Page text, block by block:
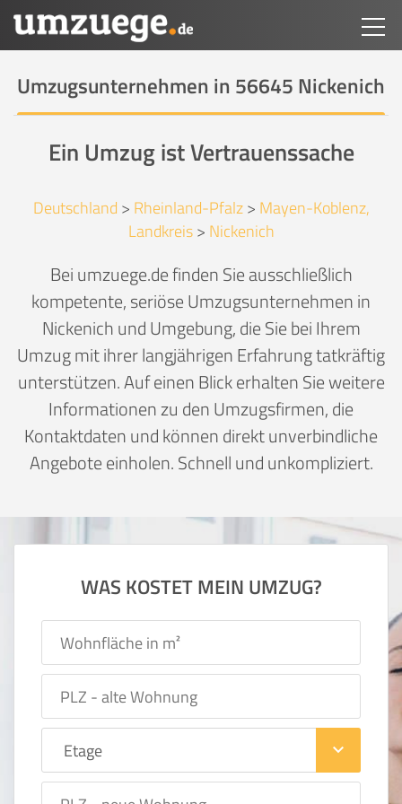
Umzugsunternehmen in 56645 Nickenich
Ein Umzug ist Vertrauenssache
Deutschland > Rheinland-Pfalz> Mayen-Koblenz,
Landkreis> Nickenich
Bei umzuege.de finden Sie ausschließlich
kompetente, seriöse Umzugsunternehmen in
Nickenich und Umgebung, die Sie bei Ihrem
Umzug mit ihrer langjährigen Erfahrung tatkräftig
unterstützen. Auf einen Blick erhalten Sie weitere
Informationen zu den Umzugsfirmen, die
Kontaktdaten und können direkt unverbindliche
Angebote einholen. Schnell und unkompliziert.
WAS KOSTET MEIN UMZUG?
keyboard_arrow_down